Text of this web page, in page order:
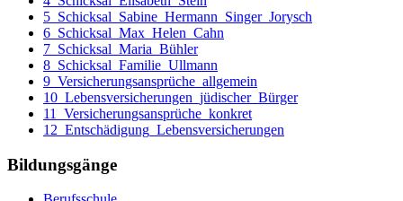
5_Schicksal_Sabine_Hermann_Singer_Jorysch
6_Schicksal_Max_Helen_Cahn
7_Schicksal_Maria_Bühler
8_Schicksal_Familie_Ullmann
9_Versicherungsansprüche_allgemein
10_Lebensversicherungen_jüdischer_Bürger
11_Versicherungsansprüche_konkret
12_Entschädigung_Lebensversicherungen
Bildungsgänge